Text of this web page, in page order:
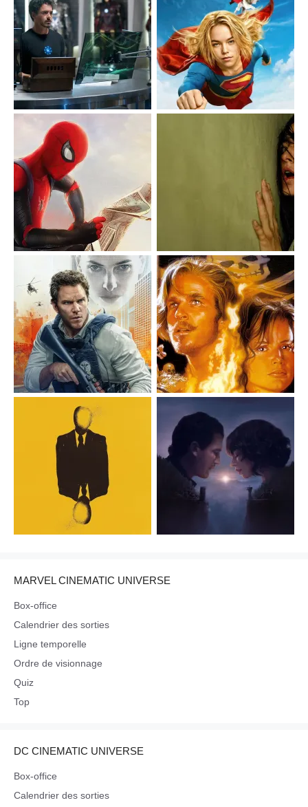
MARVEL CINEMATIC UNIVERSE
Box-office
Calendrier des sorties
Ligne temporelle
Ordre de visionnage
Quiz
Top
DC CINEMATIC UNIVERSE
Box-office
Calendrier des sorties